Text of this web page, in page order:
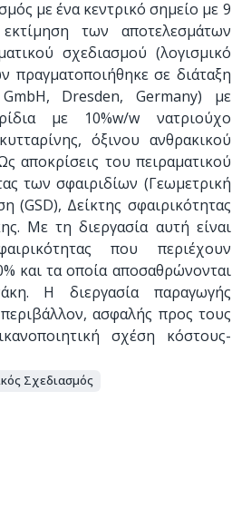
με ένα κεντρικό σημείο με 9
των αποτελεσμάτων
σχεδιασμού (λογισμικό
σε διάταξη
Dresden, Germany) με
με 10%w/w νατριούχο
όξινου ανθρακικού
αποκρίσεις του πειραματικού
των σφαιριδίων (Γεωμετρική
Δείκτης σφαιρικότητας
Με τη διεργασία αυτή είναι
που περιέχουν
και τα οποία αποσαθρώνονται
Η διεργασία παραγωγής
ασφαλής προς τους
σχέση κόστους-
Σχεδιασμός